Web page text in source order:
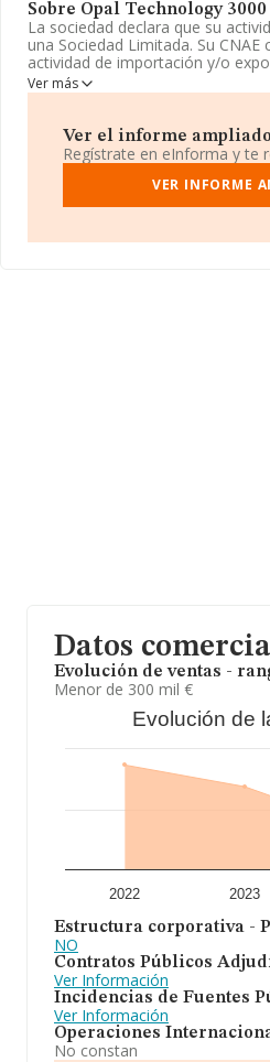
Sobre Opal Technology 3000
La sociedad declara que su
una Sociedad Limitada. Su
actividad de importación y/o
Ha contado con el mismo
Respecto a la posición de la
rankings, INFORMA facilita la
ranking sectorial, pasando del
superan en el ranking de
Senco Consultores y Asesores
Ver más
Ver el informe ampliado
Regístrate en eInforma y te
VER INFORME
Datos
Evolución de ventas -
Menor de 300 mil €
Evolución de
2022 2023
Estructura corporativa -
NO
Contratos Públicos
Ver Información
Incidencias de Fuentes
Ver Información
Operaciones
No constan